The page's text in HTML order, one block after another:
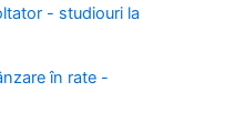
- studiouri la
în rate -